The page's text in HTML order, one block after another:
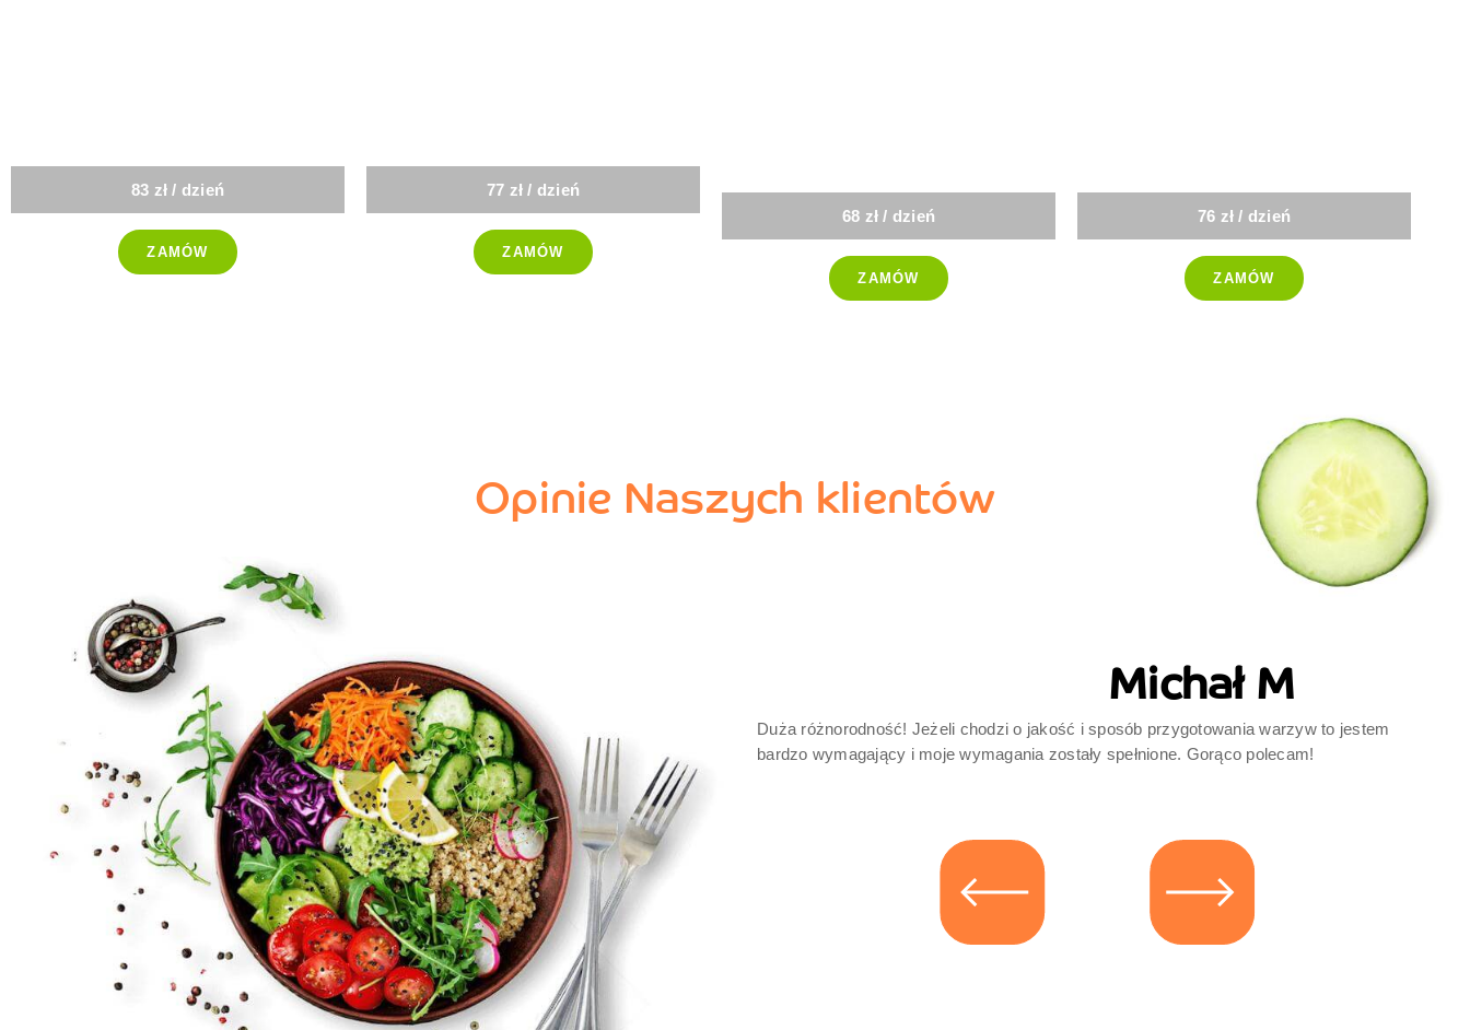
83 zł / dzień
ZAMÓW
77 zł / dzień
ZAMÓW
68 zł / dzień
ZAMÓW
76 zł / dzień
ZAMÓW
Opinie Naszych klientów
Michał M
Duża różnorodność! Jeżeli chodzi o jakość i sposób przygotowania warzyw to jestem
bardzo wymagający i moje wymagania zostały spełnione. Gorąco polecam!